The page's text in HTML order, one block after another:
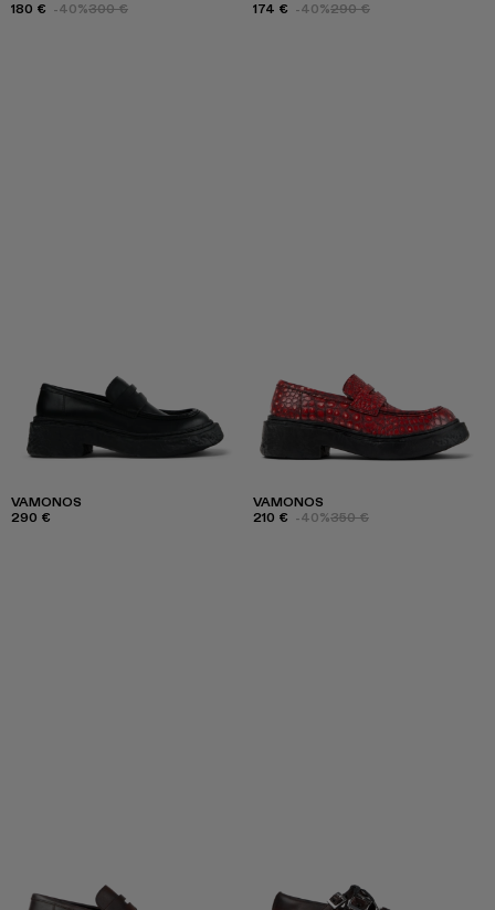
180 € -40%300 €
174 € -40%290 €
VAMONOS
290 €
VAMONOS
210 € -40%350 €